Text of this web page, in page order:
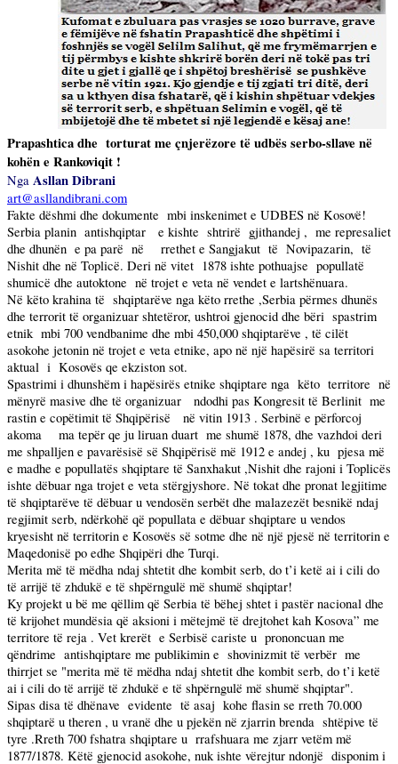
Prapashtica dhe torturat me çnjerëzore të udbës serbo-sllave në
kohën e Rankoviqit !
Nga Asllan Dibrani
art@asllandibrani.com
Fakte dëshmi dhe dokumente mbi inskenimet e UDBES në Kosovë!
Serbia planin antishqiptar e kishte shtrirë gjithandej , me represaliet
dhe dhunën e pa parë në rrethet e Sangjakut të Novipazarin, të
Nishit dhe në Toplicë. Deri në vitet 1878 ishte pothuajse popullatë
shumicë dhe autoktone në trojet e veta në vendet e lartshënuara.
Në këto krahina të shqiptarëve nga këto rrethe ,Serbia përmes dhunës
dhe terrorit të organizuar shtetëror, ushtroi gjenocid dhe bëri spastrim
etnik mbi 700 vendbanime dhe mbi 450,000 shqiptarëve , të cilët
asokohe jetonin në trojet e veta etnike, apo në një hapësirë sa territori
aktual i Kosovës qe ekziston sot.
Spastrimi i dhunshëm i hapësirës etnike shqiptare nga këto territore në
mënyrë masive dhe të organizuar
ndodhi pas Kongresit të Berlinit me
rastin e copëtimit të Shqipërisë
në vitin 1913 . Serbinë e përforcoj
akoma
ma tepër qe ju liruan duart me shumë 1878, dhe vazhdoi deri
me shpalljen e pavarësisë së Shqipërisë më 1912 e andej , ku pjesa më
e madhe e popullatës shqiptare të Sanxhakut ,Nishit dhe rajoni i Toplicës
ishte dëbuar nga trojet e veta stërgjyshore. Në tokat dhe pronat legjitime
të shqiptarëve të dëbuar u vendosën serbët dhe malazezët besnikë ndaj
regjimit serb, ndërkohë që popullata e dëbuar shqiptare u vendos
kryesisht në territorin e Kosovës së sotme dhe në një pjesë në territorin e
Maqedonisë po edhe Shqipëri dhe Turqi.
Merita më të mëdha ndaj shtetit dhe kombit serb, do t’i ketë ai i cili do
të arrijë të zhdukë e të shpërngulë më shumë shqiptar!
Ky projekt u bë me qëllim që Serbia të bëhej shtet i pastër nacional dhe
të krijohet mundësia që aksioni i mëtejmë të drejtohet kah Kosova” me
territore të reja . Vet krerët e Serbisë cariste u prononcuan me
qëndrime antishqiptare me publikimin e shovinizmit të verbër me
thirrjet se "merita më të mëdha ndaj shtetit dhe kombit serb, do t’i ketë
ai i cili do të arrijë të zhdukë e të shpërngulë më shumë shqiptar".
Sipas disa të dhënave evidente të asaj kohe flasin se rreth 70.000
shqiptarë u theren , u vranë dhe u pjekën në zjarrin brenda shtëpive të
tyre .Rreth 700 fshatra shqiptare u rrafshuara me zjarr vetëm më
1877/1878. Këtë gjenocid asokohe, nuk ishte vërejtur ndonjë disponim i